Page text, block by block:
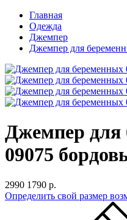
Главная
Одежда
Джемпер
Джемпер для
Джемпер для
09075
2990 1790 р.
Определить свой размер